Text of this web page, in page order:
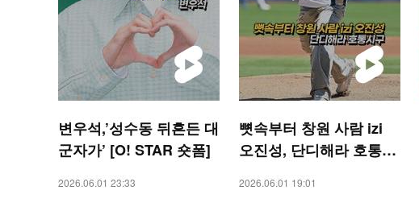
변우석,’성수동 뒤흔든 대
군자가’ [O! STAR 숏폼]
2026.06.01 23:33
뼛속부터 창원 사람 izi
오진성, 단디해라 호통시
2026.06.01 19:01